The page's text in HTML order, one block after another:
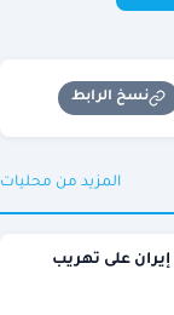
نسخ الرابط
المزيد من محليات
على تهريب